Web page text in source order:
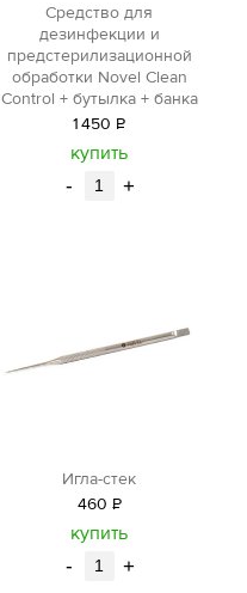
Средство для
дезинфекции и
предстерилизационной
обработки Novel Clean
Control + бутылка + банка
1450 Р
уб.
купить
- +
Игла-стек
460 Р
уб.
купить
- +